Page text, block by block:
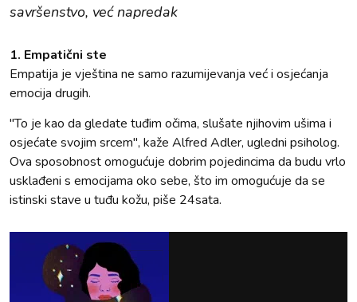
savršenstvo, već napredak
1. Empatični ste
Empatija je vještina ne samo razumijevanja već i osjećanja
emocija drugih.
"To je kao da gledate tuđim očima, slušate njihovim ušima i
osjećate svojim srcem", kaže Alfred Adler, ugledni psiholog​.
Ova sposobnost omogućuje dobrim pojedincima da budu vrlo
usklađeni s emocijama oko sebe, što im omogućuje da se
istinski stave u tuđu kožu, piše 24sata.